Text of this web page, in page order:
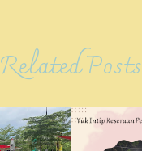
Related Posts